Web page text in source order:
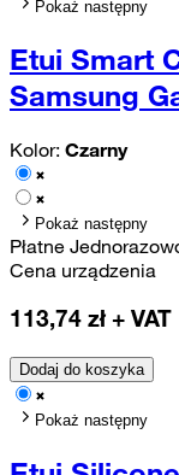
Pokaż następny
Etui Smart
Samsung
Kolor: Czarny
Pokaż następny
Płatne
Cena urządzenia
113,74 zł + VAT
Dodaj do koszyka
Pokaż następny